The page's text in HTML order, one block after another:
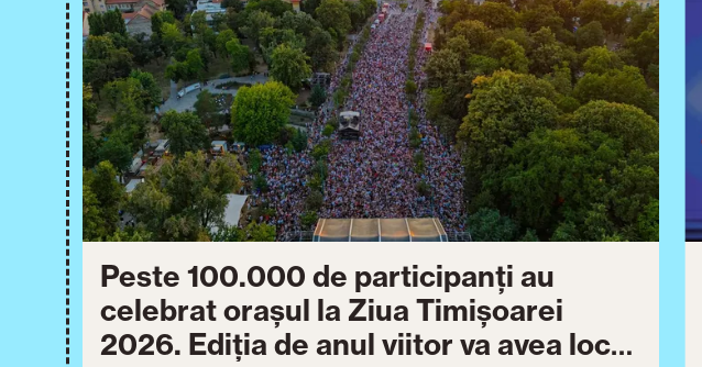
Peste 100.000 de participanți au
celebrat orașul la Ziua Timișoarei
2026. Ediția de anul viitor va avea loc